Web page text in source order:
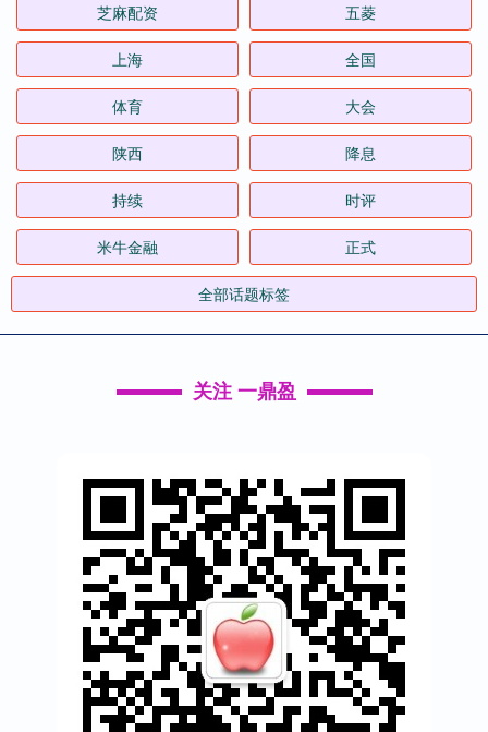
芝麻配资 五菱
上海 全国
体育 大会
陕西 降息
持续 时评
米牛金融 正式
全部话题标签
关注 一鼎盈